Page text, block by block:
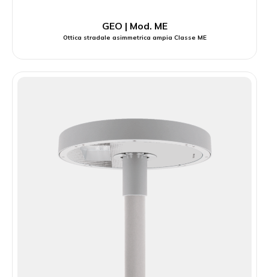
GEO | Mod. ME
Ottica stradale asimmetrica ampia Classe ME